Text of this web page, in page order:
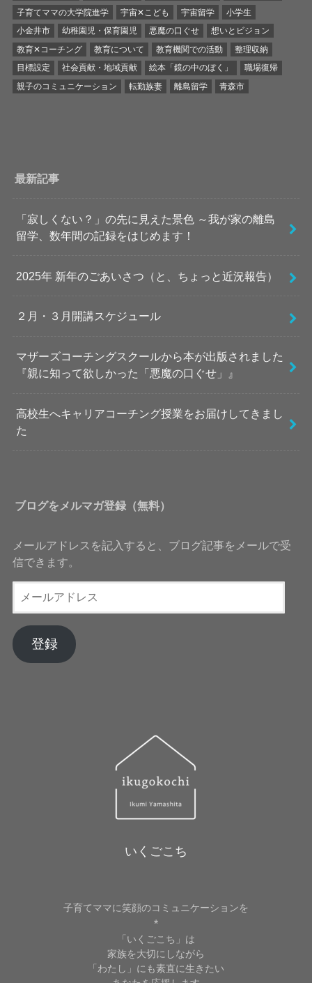
子育てママの大学院進学
宇宙✕こども 宇宙留学
小学生
小金井市
幼稚園児・保育園児 悪魔の口ぐせ
想いとビジョン
教育✕コーチング
教育について 教育機関での活動
整理収納
目標設定
社会貢献・地域貢献 絵本「鏡の中のぼく」
職場復帰
親子のコミュニケーション
転勤族妻 離島留学 青森市
最新記事
「寂しくない？」の先に見えた景色 ～我が家の離島
留学、数年間の記録をはじめます！
2025年 新年のごあいさつ（と、ちょっと近況報告）
２月・３月開講スケジュール
マザーズコーチングスクールから本が出版されました
『親に知って欲しかった「悪魔の口ぐせ」』
高校生へキャリアコーチング授業をお届けしてきまし
た
ブログをメルマガ登録（無料）
メールアドレスを記入すると、ブログ記事をメールで受
信できます。
ー
ア
ド
登録
いくごこち
子育てママに笑顔のコミュニケーションを
*
「いくごこち」は
家族を大切にしながら
「わたし」にも素直に生きたい